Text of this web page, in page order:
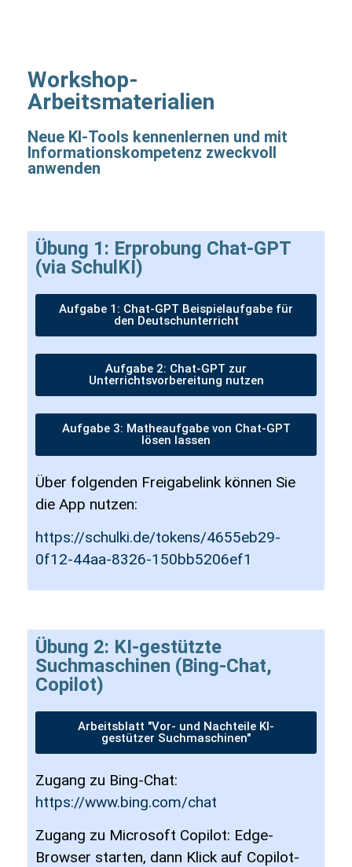
Workshop-
Arbeitsmaterialien
Neue KI-Tools kennenlernen und mit
Informationskompetenz zweckvoll
anwenden
Übung 1: Erprobung Chat-GPT
(via SchulKI)
Aufgabe 1: Chat-GPT Beispielaufgabe für
den Deutschunterricht
Aufgabe 2: Chat-GPT zur
Unterrichtsvorbereitung nutzen
Aufgabe 3: Matheaufgabe von Chat-GPT
lösen lassen
Über folgenden Freigabelink können Sie
die App nutzen:
https://schulki.de/tokens/4655eb29-
0f12-44aa-8326-150bb5206ef1
Übung 2: KI-gestützte
Suchmaschinen (Bing-Chat,
Copilot)
Arbeitsblatt "Vor- und Nachteile KI-
gestützer Suchmaschinen"
Zugang zu Bing-Chat:
https://www.bing.com/chat
Zugang zu Microsoft Copilot: Edge-
Browser starten, dann Klick auf Copilot-